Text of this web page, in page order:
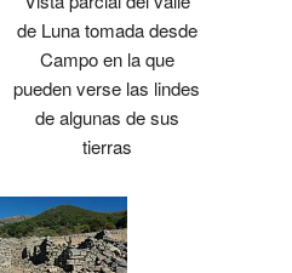
de Luna tomada desde
Campo en la que
pueden verse las lindes
de algunas de sus
tierras